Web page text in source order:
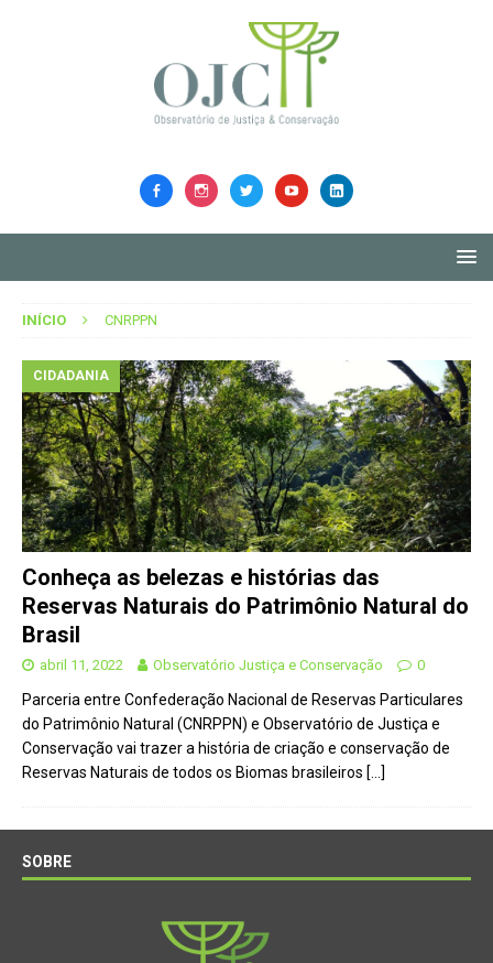
INÍCIO CNRPPN
CIDADANIA
Conheça as belezas e histórias das
Reservas Naturais do Patrimônio Natural do
Brasil
abril 11, 2022 Observatório Justiça e Conservação 0
Parceria entre Confederação Nacional de Reservas Particulares
do Patrimônio Natural (CNRPPN) e Observatório de Justiça e
Conservação vai trazer a história de criação e conservação de
Reservas Naturais de todos os Biomas brasileiros […]
SOBRE